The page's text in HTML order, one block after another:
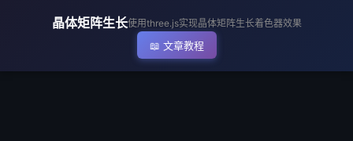
晶体矩阵生长使用three.js实现晶体矩阵生长着色器效果
📖 文章教程